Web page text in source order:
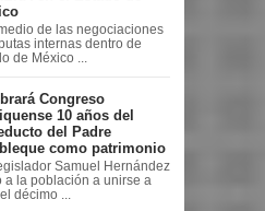
de las negociaciones
internas dentro de
de México ...
Congreso
10 años del
del Padre
como patrimonio
Samuel Hernández
a la población a unirse a
décimo ...